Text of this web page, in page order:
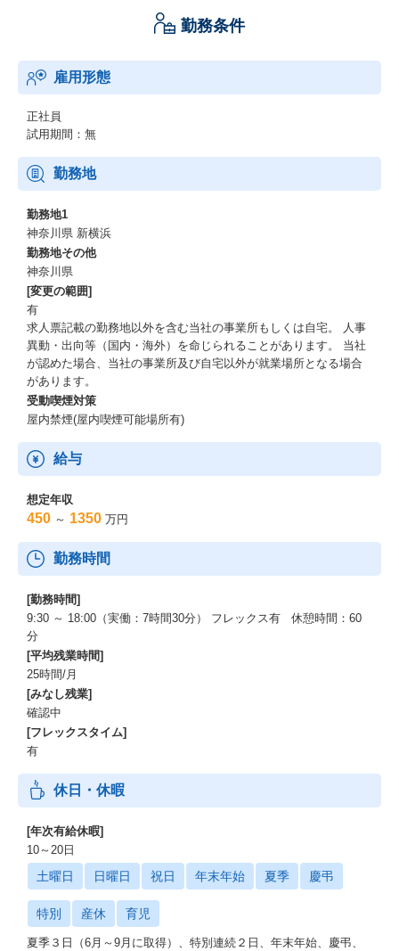
勤務条件
雇用形態
正社員
試用期間：無
勤務地
勤務地1
神奈川県 新横浜
勤務地その他
神奈川県
[変更の範囲]
有
求人票記載の勤務地以外を含む当社の事業所もしくは自宅。 人事
異動・出向等（国内・海外）を命じられることがあります。 当社
が認めた場合、当社の事業所及び自宅以外が就業場所となる場合
があります。
受動喫煙対策
屋内禁煙(屋内喫煙可能場所有)
給与
想定年収
450 ～ 1350 万円
勤務時間
[勤務時間]
9:30 ～ 18:00（実働：7時間30分） フレックス有 休憩時間：60
分
[平均残業時間]
25時間/月
[みなし残業]
確認中
[フレックスタイム]
有
休日・休暇
[年次有給休暇]
10～20日
土曜日 日曜日 祝日 年末年始 夏季 慶弔
特別 産休 育児
夏季３日（6月～9月に取得）、特別連続２日、年末年始、慶弔、